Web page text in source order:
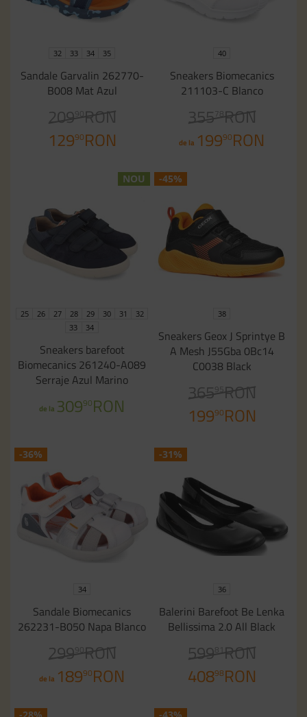
32 33 34 35
Sandale Garvalin 262770-
B008 Mat Azul
209 90RON
12990RON
40
Sneakers Biomecanics
211103-C Blanco
355 78
RON
de la 19990RON
NOU
25 26 27 28 29 30 31
32
33
34
Sneakers barefoot
Biomecanics 261240-A089
Serraje Azul Marino
de la 30990RON
-45%
38
Sneakers Geox J Sprintye B
A Mesh J55Gba 0Bc14
C0038 Black
365 95RON
19990RON
-36%
34
Sandale Biomecanics
262231-B050 Napa Blanco
299 90RON
de la 18990RON
-31%
36
Balerini Barefoot Be Lenka
Bellissima 2.0 All Black
599 81RON
40898RON
-28% -43%